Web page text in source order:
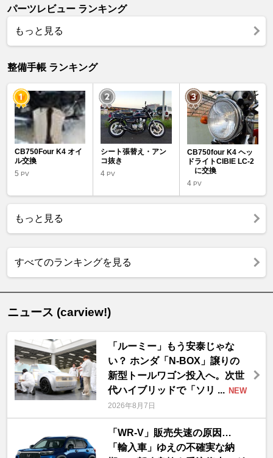
パーツレビュー ランキング
もっと見る
整備手帳 ランキング
CB750Four K4 オイ
ル交換
5 PV
シート張替え・アン
コ抜き
4PV
CB750four K4 ヘッ
ドライトCIBIE LC-2
に交換
4 PV
もっと見る
すべてのランキングを見る
ニュース (carview!)
「ルーミー」もう安泰じゃな
い？ ホンダ「N-BOX」譲りの
新型トールワゴン投入へ。次世
代ハイブリッドで「ソリ ... NEW
2026年8月7日
「WR-V」販売失速の原因…
「輸入車」ゆえの不確実な納